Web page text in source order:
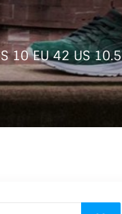
10 EU 42 US 10.5